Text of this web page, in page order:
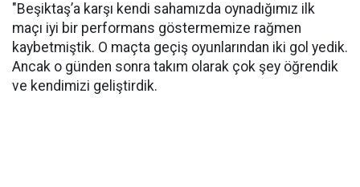
"Beşiktaş’a karşı kendi sahamızda oynadığımız ilk
maçı iyi bir performans göstermemize rağmen
kaybetmiştik. O maçta geçiş oyunlarından iki gol yedik.
Ancak o günden sonra takım olarak çok şey öğrendik
ve kendimizi geliştirdik.